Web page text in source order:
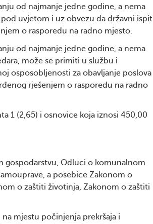
od najmanje jedne godine, a nema
uvjetom i uz obvezu da državni ispit
o rasporedu na radno mjesto.
od najmanje jedne godine, a nema
može se primiti u službu i
osposobljenosti za obavljanje poslova
rješenjem o rasporedu na radno
1 (2,65) i osnovice koja iznosi 450,00
gospodarstvu, Odluci o komunalnom
a posebice Zakonom o
o zaštiti životinja, Zakonom o zaštiti
mjestu počinjenja prekršaja i